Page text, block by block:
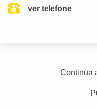
ver telefone
Continua